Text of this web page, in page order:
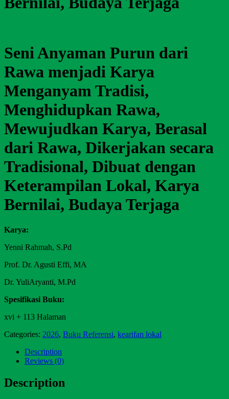
Seni Anyaman Purun dari
Rawa menjadi Karya
Menganyam Tradisi,
Menghidupkan Rawa,
Mewujudkan Karya, Berasal
dari Rawa, Dikerjakan secara
Tradisional, Dibuat dengan
Keterampilan Lokal, Karya
Bernilai, Budaya Terjaga
Karya:
Yenni Rahmah, S.Pd
Prof. Dr. Agusti Effi, MA
Dr. YuliAryanti, M.Pd
Spesifikasi Buku:
xvi + 113 Halaman
Categories: 2026, Buku Referensi, kearifan lokal
Description
Reviews (0)
Description